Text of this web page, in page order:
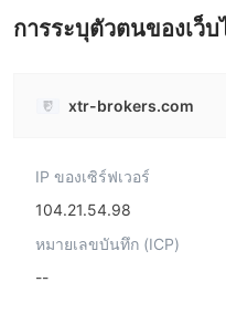
การระบุตัวตนของเว็
xtr-brokers.com
IP ของเซิร์ฟเวอร์
104.21.54.98
หมายเลขบันทึก (ICP)
--